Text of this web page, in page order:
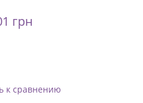
грн
к сравнению